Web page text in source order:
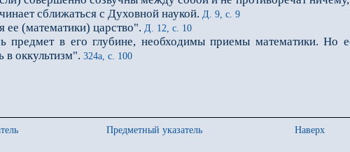
сближаться с Духовной наукой. Д. 9, с. 9
ее (математики) царство". Д. 12, с. 10
в его глубине, необходимы приемы математики. Но
в оккультизм". 324а, с. 100
Предметный указатель
Наверх